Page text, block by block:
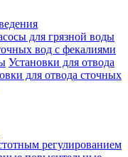
для грязной воды
вод c фекалиями
Установки для отвода
для отвода сточных
регулированием